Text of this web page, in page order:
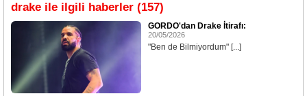
drake ile ilgili haberler (157)
GORDO'dan Drake İtirafı:
20/05/2026
"Ben de Bilmiyordum" [...]